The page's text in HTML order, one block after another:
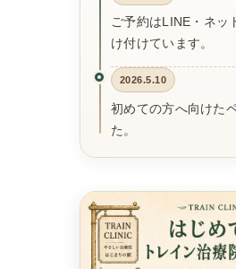
ご予約はLINE・ネッ
け付けています。
2026.5.10
初めての方へ向けた
た。